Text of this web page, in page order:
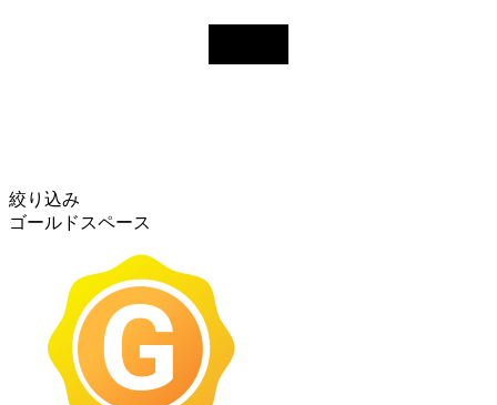
絞り込み
ゴールドスペース